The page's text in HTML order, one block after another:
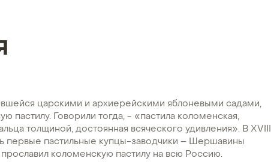
царскими и архиерейскими яблоневыми садами,
пастилу. Говорили тогда, - «пастила коломенская,
толщиной, достоянная всяческого удивления». В XVIII
первые пастильные купцы-заводчики – Шершавины
коломенскую пастилу на всю Россию.